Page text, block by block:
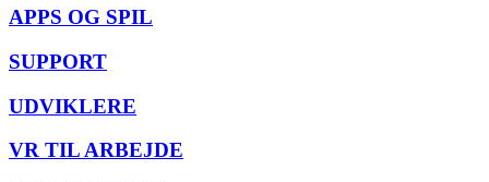
APPS OG SPIL
SUPPORT
UDVIKLERE
VR TIL ARBEJDE